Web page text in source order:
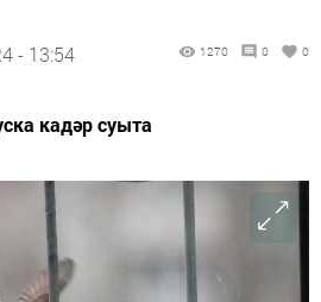
- 13:54 1270 0 0
кадәр суыта